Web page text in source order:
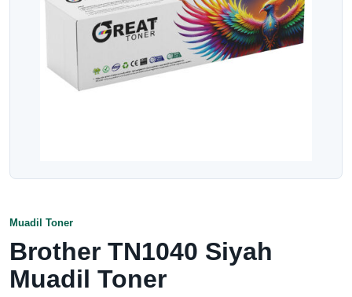
Muadil Toner
Brother TN1040 Siyah
Muadil Toner